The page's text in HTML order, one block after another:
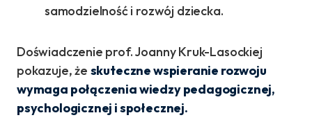
samodzielność i rozwój dziecka.
Doświadczenie prof. Joanny Kruk-Lasockiej
pokazuje, że skuteczne wspieranie rozwoju
wymaga połączenia wiedzy pedagogicznej,
psychologicznej i społecznej.